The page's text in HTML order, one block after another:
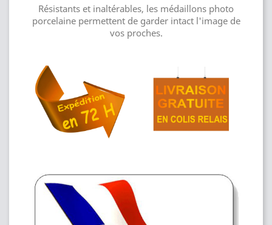
Résistants et inaltérables, les médaillons photo
porcelaine permettent de garder intact l'image de
vos proches.